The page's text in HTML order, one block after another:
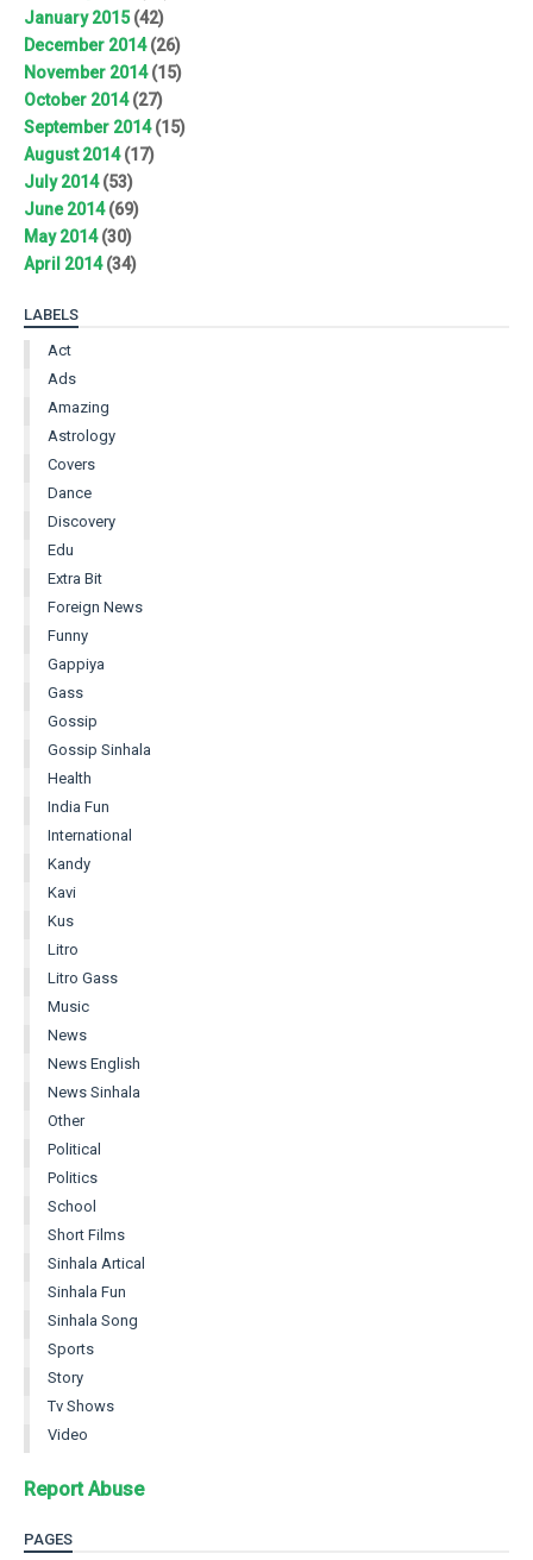
January 2015(42)
December 2014(26)
November 2014(15)
October 2014(27)
September 2014(15)
August 2014(17)
July 2014(53)
June 2014(69)
May 2014(30)
April 2014(34)
LABELS
Act
Ads
Amazing
Astrology
Covers
Dance
Discovery
Edu
Extra Bit
Foreign News
Funny
Gappiya
Gass
Gossip
Gossip Sinhala
Health
India Fun
International
Kandy
Kavi
Kus
Litro
Litro Gass
Music
News
News English
News Sinhala
Other
Political
Politics
School
Short Films
Sinhala Artical
Sinhala Fun
Sinhala Song
Sports
Story
Tv Shows
Video
Report Abuse
PAGES